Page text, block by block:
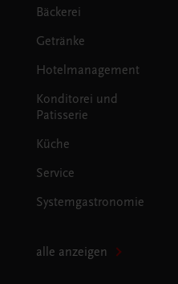
Bäckerei
Getränke
Hotelmanagement
Konditorei und
Patisserie
Küche
Service
Systemgastronomie
alle anzeigen